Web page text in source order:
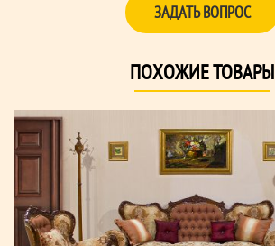
ЗАДАТЬ ВОПРОС
ПОХОЖИЕ ТОВАРЫ